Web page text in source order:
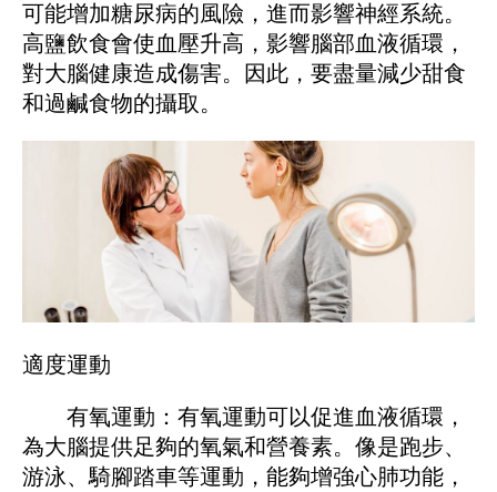
可能增加糖尿病的風險，進而影響神經系統。
高鹽飲食會使血壓升高，影響腦部血液循環，
對大腦健康造成傷害。因此，要盡量減少甜食
和過鹹食物的攝取。
適度運動
有氧運動：有氧運動可以促進血液循環，
為大腦提供足夠的氧氣和營養素。像是跑步、
游泳、騎腳踏車等運動，能夠增強心肺功能，